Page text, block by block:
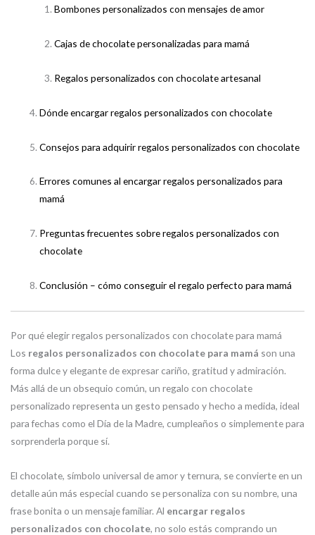
Bombones personalizados con mensajes de amor
Cajas de chocolate personalizadas para mamá
Regalos personalizados con chocolate artesanal
Dónde encargar regalos personalizados con chocolate
Consejos para adquirir regalos personalizados con chocolate
Errores comunes al encargar regalos personalizados para
mamá
Preguntas frecuentes sobre regalos personalizados con
chocolate
Conclusión – cómo conseguir el regalo perfecto para mamá
Por qué elegir regalos personalizados con chocolate para mamá
Los regalos personalizados con chocolate para mamá son una
forma dulce y elegante de expresar cariño, gratitud y admiración.
Más allá de un obsequio común, un regalo con chocolate
personalizado representa un gesto pensado y hecho a medida, ideal
para fechas como el Día de la Madre, cumpleaños o simplemente para
sorprenderla porque sí.
El chocolate, símbolo universal de amor y ternura, se convierte en un
detalle aún más especial cuando se personaliza con su nombre, una
frase bonita o un mensaje familiar. Al encargar regalos
personalizados con chocolate, no solo estás comprando un